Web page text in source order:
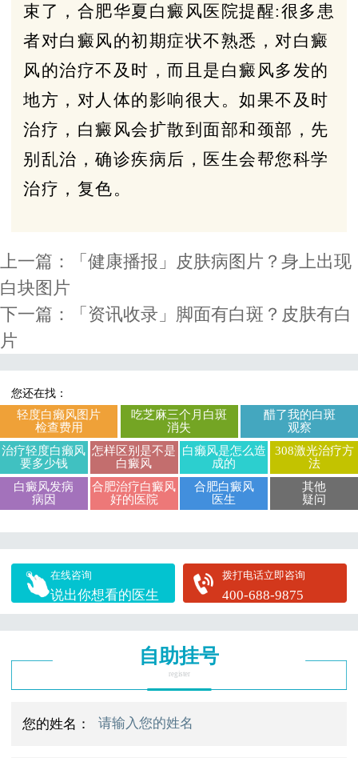
束了，合肥华夏白癜风医院提醒:很多患
者对白癜风的初期症状不熟悉，对白癜
风的治疗不及时，而且是白癜风多发的
地方，对人体的影响很大。如果不及时
治疗，白癜风会扩散到面部和颈部，先
别乱治，确诊疾病后，医生会帮您科学
治疗，复色。
上一篇：
「健康播报」皮肤病图片？身上出现
白块图片
下一篇：
「资讯收录」脚面有白斑？皮肤有白
片
您还在找：
轻度白癞风图片
检查费用
吃芝麻三个月白斑
消失
醋了我的白斑
观察
治疗轻度白癞风
要多少钱
怎样区别是不是
白癜风
白癞风是怎么造
成的
308激光治疗方
法
白癜风发病
病因
合肥治疗白癜风
好的医院
合肥白癜风
医生
其他
疑问
在线咨询
说出你想看的医生
拨打电话立即咨询
400-688-9875
自助挂号
register
您的姓名：